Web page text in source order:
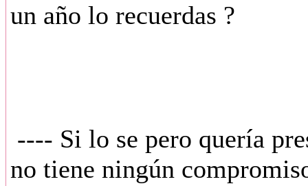
un año lo recuerdas ?
---- Si lo se pero quería
no tiene ningún